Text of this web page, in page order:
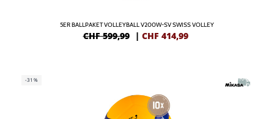
5ER BALLPAKET VOLLEYBALL V200W-SV SWISS VOLLEY
CHF 599,99 | CHF 414,99
-31%
GRATIS
IN DE